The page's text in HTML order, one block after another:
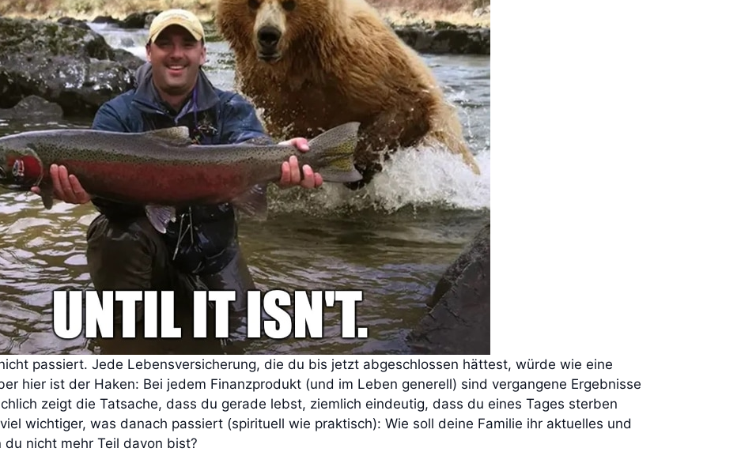
passiert. Jede Lebensversicherung, die du bis jetzt abgeschlossen hättest, würde wie eine
hier ist der Haken: Bei jedem Finanzprodukt (und im Leben generell) sind vergangene Ergebnisse
zeigt die Tatsache, dass du gerade lebst, ziemlich eindeutig, dass du eines Tages sterben
wichtiger, was danach passiert (spirituell wie praktisch): Wie soll deine Familie ihr aktuelles und
nicht mehr Teil davon bist?